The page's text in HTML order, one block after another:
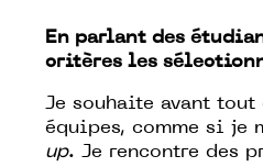
En parlant des
critères les
Je souhaite avant
équipes, comme si je
up. Je rencontre des